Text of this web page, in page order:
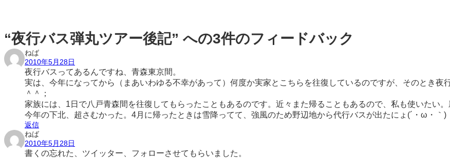
“夜行バス弾丸ツアー後記” への3件のフィードバック
ねば
2010年5月28日
夜行バスってあるんですね、青森東京間。
実は、今年になってから（まあいわゆる不幸があって）何度か実家とこちらを往復しているのですが、そのとき夜
＾＾；
家族には、1日で八戸青森間を往復してもらったこともあるのです。近々また帰ることもあるので、私も使いたい。
今年の下北、超さむかった。4月に帰ったときは雪降ってて、強風のため野辺地から代行バスが出たにょ(´・ω・｀)
返信
ねば
2010年5月28日
書くの忘れた、ツイッター、フォローさせてもらいました。